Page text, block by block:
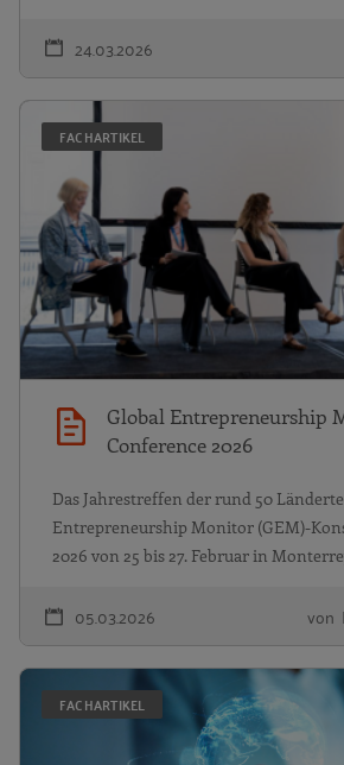
24.03.2026
FACHARTIKEL
Global Entrepreneurship
Conference 2026
Das Jahrestreffen der rund 50
Entrepreneurship Monitor (GEM)-
2026 von 25 bis 27. Februar in
05.03.2026 von
FACHARTIKEL